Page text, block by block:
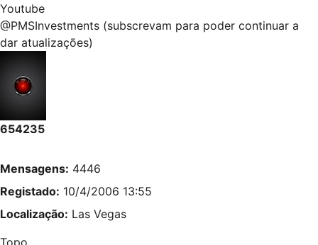
Youtube
@PMSInvestments (subscrevam para poder continuar a
dar atualizações)
654235
Mensagens: 4446
Registado: 10/4/2006 13:55
Localização: Las Vegas
Topo